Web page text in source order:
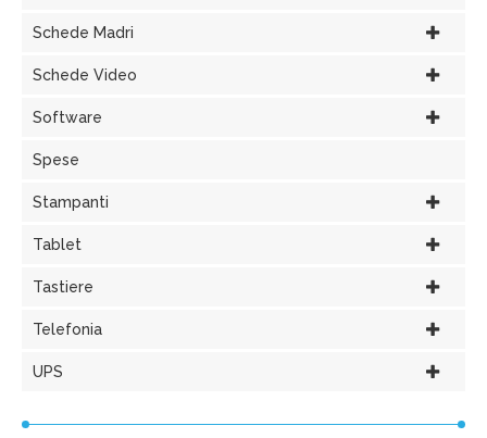
Schede Madri
Schede Video
Software
Spese
Stampanti
Tablet
Tastiere
Telefonia
UPS